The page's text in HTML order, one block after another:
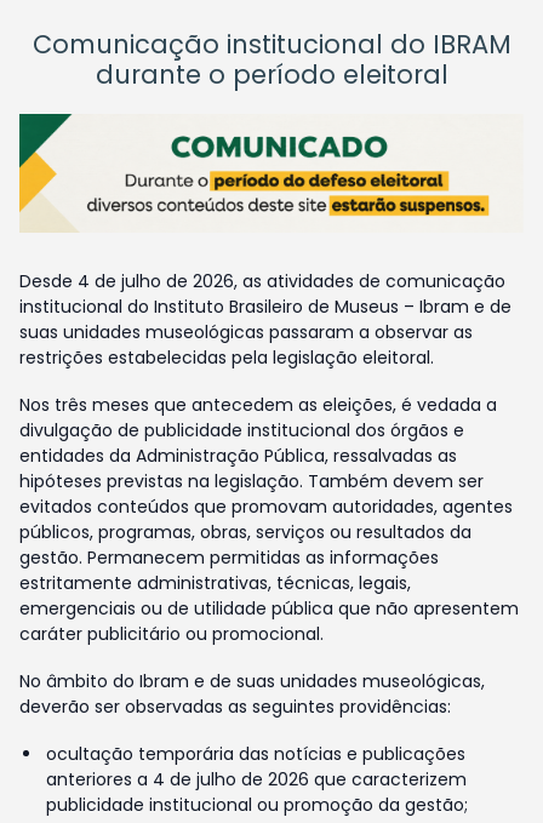
Comunicação institucional do IBRAM
durante o período eleitoral
Desde 4 de julho de 2026, as atividades de comunicação
institucional do Instituto Brasileiro de Museus – Ibram e de
suas unidades museológicas passaram a observar as
restrições estabelecidas pela legislação eleitoral.
Nos três meses que antecedem as eleições, é vedada a
divulgação de publicidade institucional dos órgãos e
entidades da Administração Pública, ressalvadas as
hipóteses previstas na legislação. Também devem ser
evitados conteúdos que promovam autoridades, agentes
públicos, programas, obras, serviços ou resultados da
gestão. Permanecem permitidas as informações
estritamente administrativas, técnicas, legais,
emergenciais ou de utilidade pública que não apresentem
caráter publicitário ou promocional.
No âmbito do Ibram e de suas unidades museológicas,
deverão ser observadas as seguintes providências:
ocultação temporária das notícias e publicações
anteriores a 4 de julho de 2026 que caracterizem
publicidade institucional ou promoção da gestão;